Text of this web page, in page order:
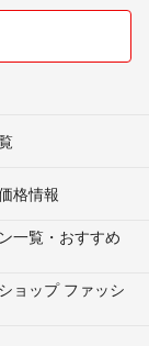
格情報
一覧・おすすめ
ョップ ファッシ